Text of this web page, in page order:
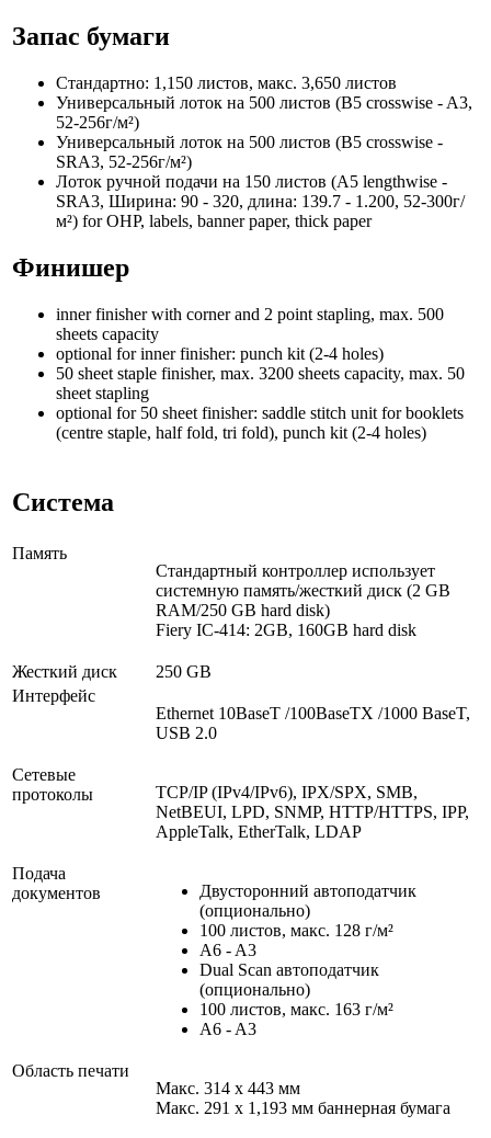
Запас бумаги
Стандартно: 1,150 листов, макс. 3,650 листов
Универсальный лоток на 500 листов (B5 crosswise - A3,
52-256г/м²)
Универсальный лоток на 500 листов (B5 crosswise -
SRA3, 52-256г/м²)
Лоток ручной подачи на 150 листов (A5 lengthwise -
SRA3, Ширина: 90 - 320, длина: 139.7 - 1.200, 52-300г/
м²) for OHP, labels, banner paper, thick paper
Финишер
inner finisher with corner and 2 point stapling, max. 500
sheets capacity
optional for inner finisher: punch kit (2-4 holes)
50 sheet staple finisher, max. 3200 sheets capacity, max. 50
sheet stapling
optional for 50 sheet finisher: saddle stitch unit for booklets
(centre staple, half fold, tri fold), punch kit (2-4 holes)
Система
Память
Стандартный контроллер использует
системную память/жесткий диск (2 GB
RAM/250 GB hard disk)
Fiery IC-414: 2GB, 160GB hard disk
Жесткий диск
250 GB
Интерфейс
Ethernet 10BaseT /100BaseTX /1000 BaseT,
USB 2.0
Сетевые
протоколы
TCP/IP (IPv4/IPv6), IPX/SPX, SMB,
NetBEUI, LPD, SNMP, HTTP/HTTPS, IPP,
AppleTalk, EtherTalk, LDAP
Подача
документов
Двусторонний автоподатчик
(опционально)
100 листов, макс. 128 г/м²
A6 - A3
Dual Scan автоподатчик
(опционально)
100 листов, макс. 163 г/м²
A6 - A3
Область печати
Макс. 314 x 443 мм
Макс. 291 x 1,193 мм баннерная бумага